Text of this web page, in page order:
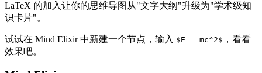
LaTeX 的加入让你的思维导图从"文字大纲"升级为"学术级知
识卡片"。
试试在 Mind Elixir 中新建一个节点，输入 $E = mc^2$ ，看看
效果吧。